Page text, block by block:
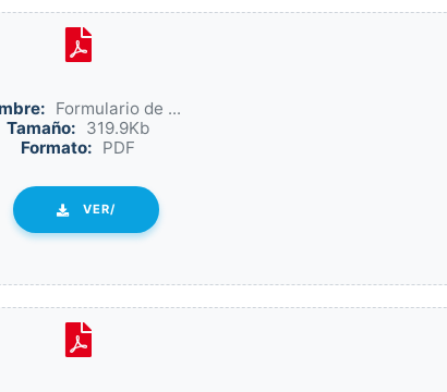
Formulario de ...
Tamaño: 319.9Kb
Formato: PDF
VER/